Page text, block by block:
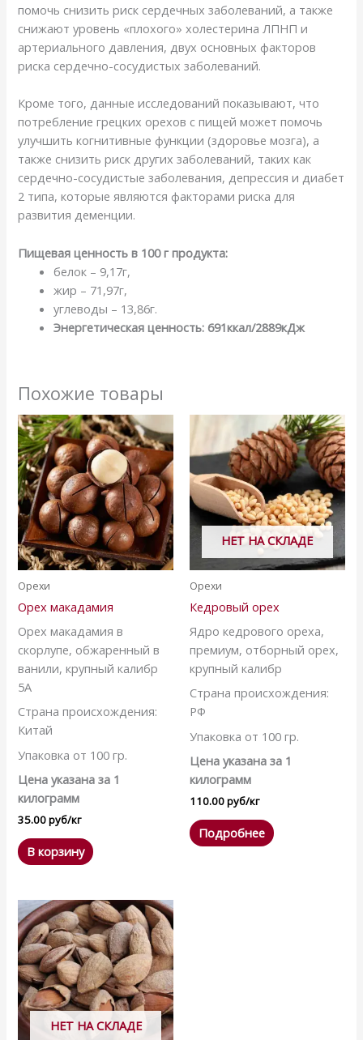
помочь снизить риск сердечных заболеваний, а также
снижают уровень «плохого» холестерина ЛПНП и
артериального давления, двух основных факторов
риска сердечно-сосудистых заболеваний.
Кроме того, данные исследований показывают, что
потребление грецких орехов с пищей может помочь
улучшить когнитивные функции (здоровье мозга), а
также снизить риск других заболеваний, таких как
сердечно-сосудистые заболевания, депрессия и диабет
2 типа, которые являются факторами риска для
развития деменции.
Пищевая ценность в 100 г продукта:
белок – 9,17г,
жир – 71,97г,
углеводы – 13,86г.
Энергетическая ценность: 691ккал/2889кДж
Похожие товары
Орехи
Орех макадамия
Орех макадамия в
скорлупе, обжаренный в
ванили, крупный калибр
5А
Страна происхождения:
Китай
Упаковка от 100 гр.
Цена указана за 1
килограмм
35.00руб/кг
В корзину
НЕТ НА СКЛАДЕ
Орехи
Кедровый орех
Ядро кедрового ореха,
премиум, отборный орех,
крупный калибр
Страна происхождения:
РФ
Упаковка от 100 гр.
Цена указана за 1
килограмм
110.00руб/кг
Подробнее
НЕТ НА СКЛАДЕ